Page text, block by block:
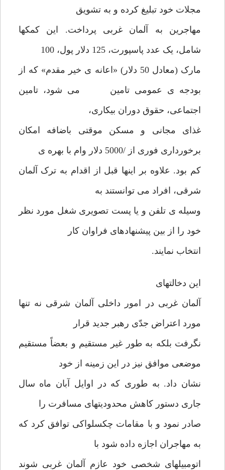
مجلات خود تبلیغ کرده و به تشویق
مهاجرین به آلمان غربی پرداخت. این کمکها
شامل، یک عدد پاسپورت، 125 دلار پول، 100
مارک (معادل 50 دلار) «اعانه ی خیر مقدم» که از
بودجه ی عمومی تامین می شود، تامین
اجتماعی، حقوق دوران بیکاری،
غذای مجانی و مسکن موقتی باضافه امکان
برخورداری فوری از /5000 دلار وام با بهره ی
کم بود. علاوه بر اینها قبل از اقدام به ترک آلمان
شرقی، افراد می توانستند به
وسیله ی تلفن و یا پست تصویری شغل مورد نظر
خود را از بین پیشنهادهای فراوان کار
انتخاب نمایند.
این دخالتهای
آلمان غربی در امور داخلی آلمان شرقی نه تنها
مورد اعتراض جدّی رهبر جدید قرار
نگرفت بلکه به طور غیر مستقیم و بعضاً مستقیم
موضعی موافق نیز در این زمینه از خود
نشان داد. به طوری که در اوایل آبان ماه سال
جاری دستور کاهش محدودیتهای مسافرت را
صادر نمود و با مقامات چکسلواکی توافق کرد که
به مهاجران اجازه داده شود با
اتومبیلهای شخصی خود عازم آلمان غربی شوند